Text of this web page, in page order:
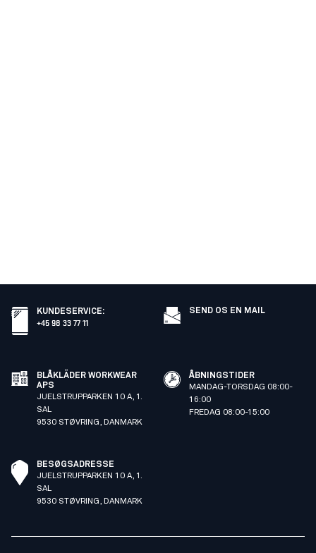
KUNDESERVICE:
+45 98 33 77 11
SEND OS EN MAIL
BLÅKLÄDER WORKWEAR
APS
JUELSTRUPPARKEN 10 A, 1.
SAL
9530 STØVRING, DANMARK
ÅBNINGSTIDER
MANDAG-TORSDAG 08:00-
16:00
FREDAG 08:00-15:00
BESØGSADRESSE
JUELSTRUPPARKEN 10 A, 1.
SAL
9530 STØVRING, DANMARK